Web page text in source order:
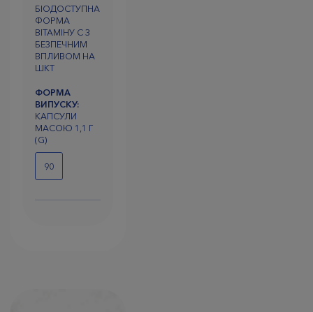
БІОДОСТУПНА
ФОРМА
ВІТАМІНУ С З
БЕЗПЕЧНИМ
ВПЛИВОМ НА
ШКТ
ФОРМА
ВИПУСКУ:
КАПСУЛИ
МАСОЮ 1,1 Г
(G)
90